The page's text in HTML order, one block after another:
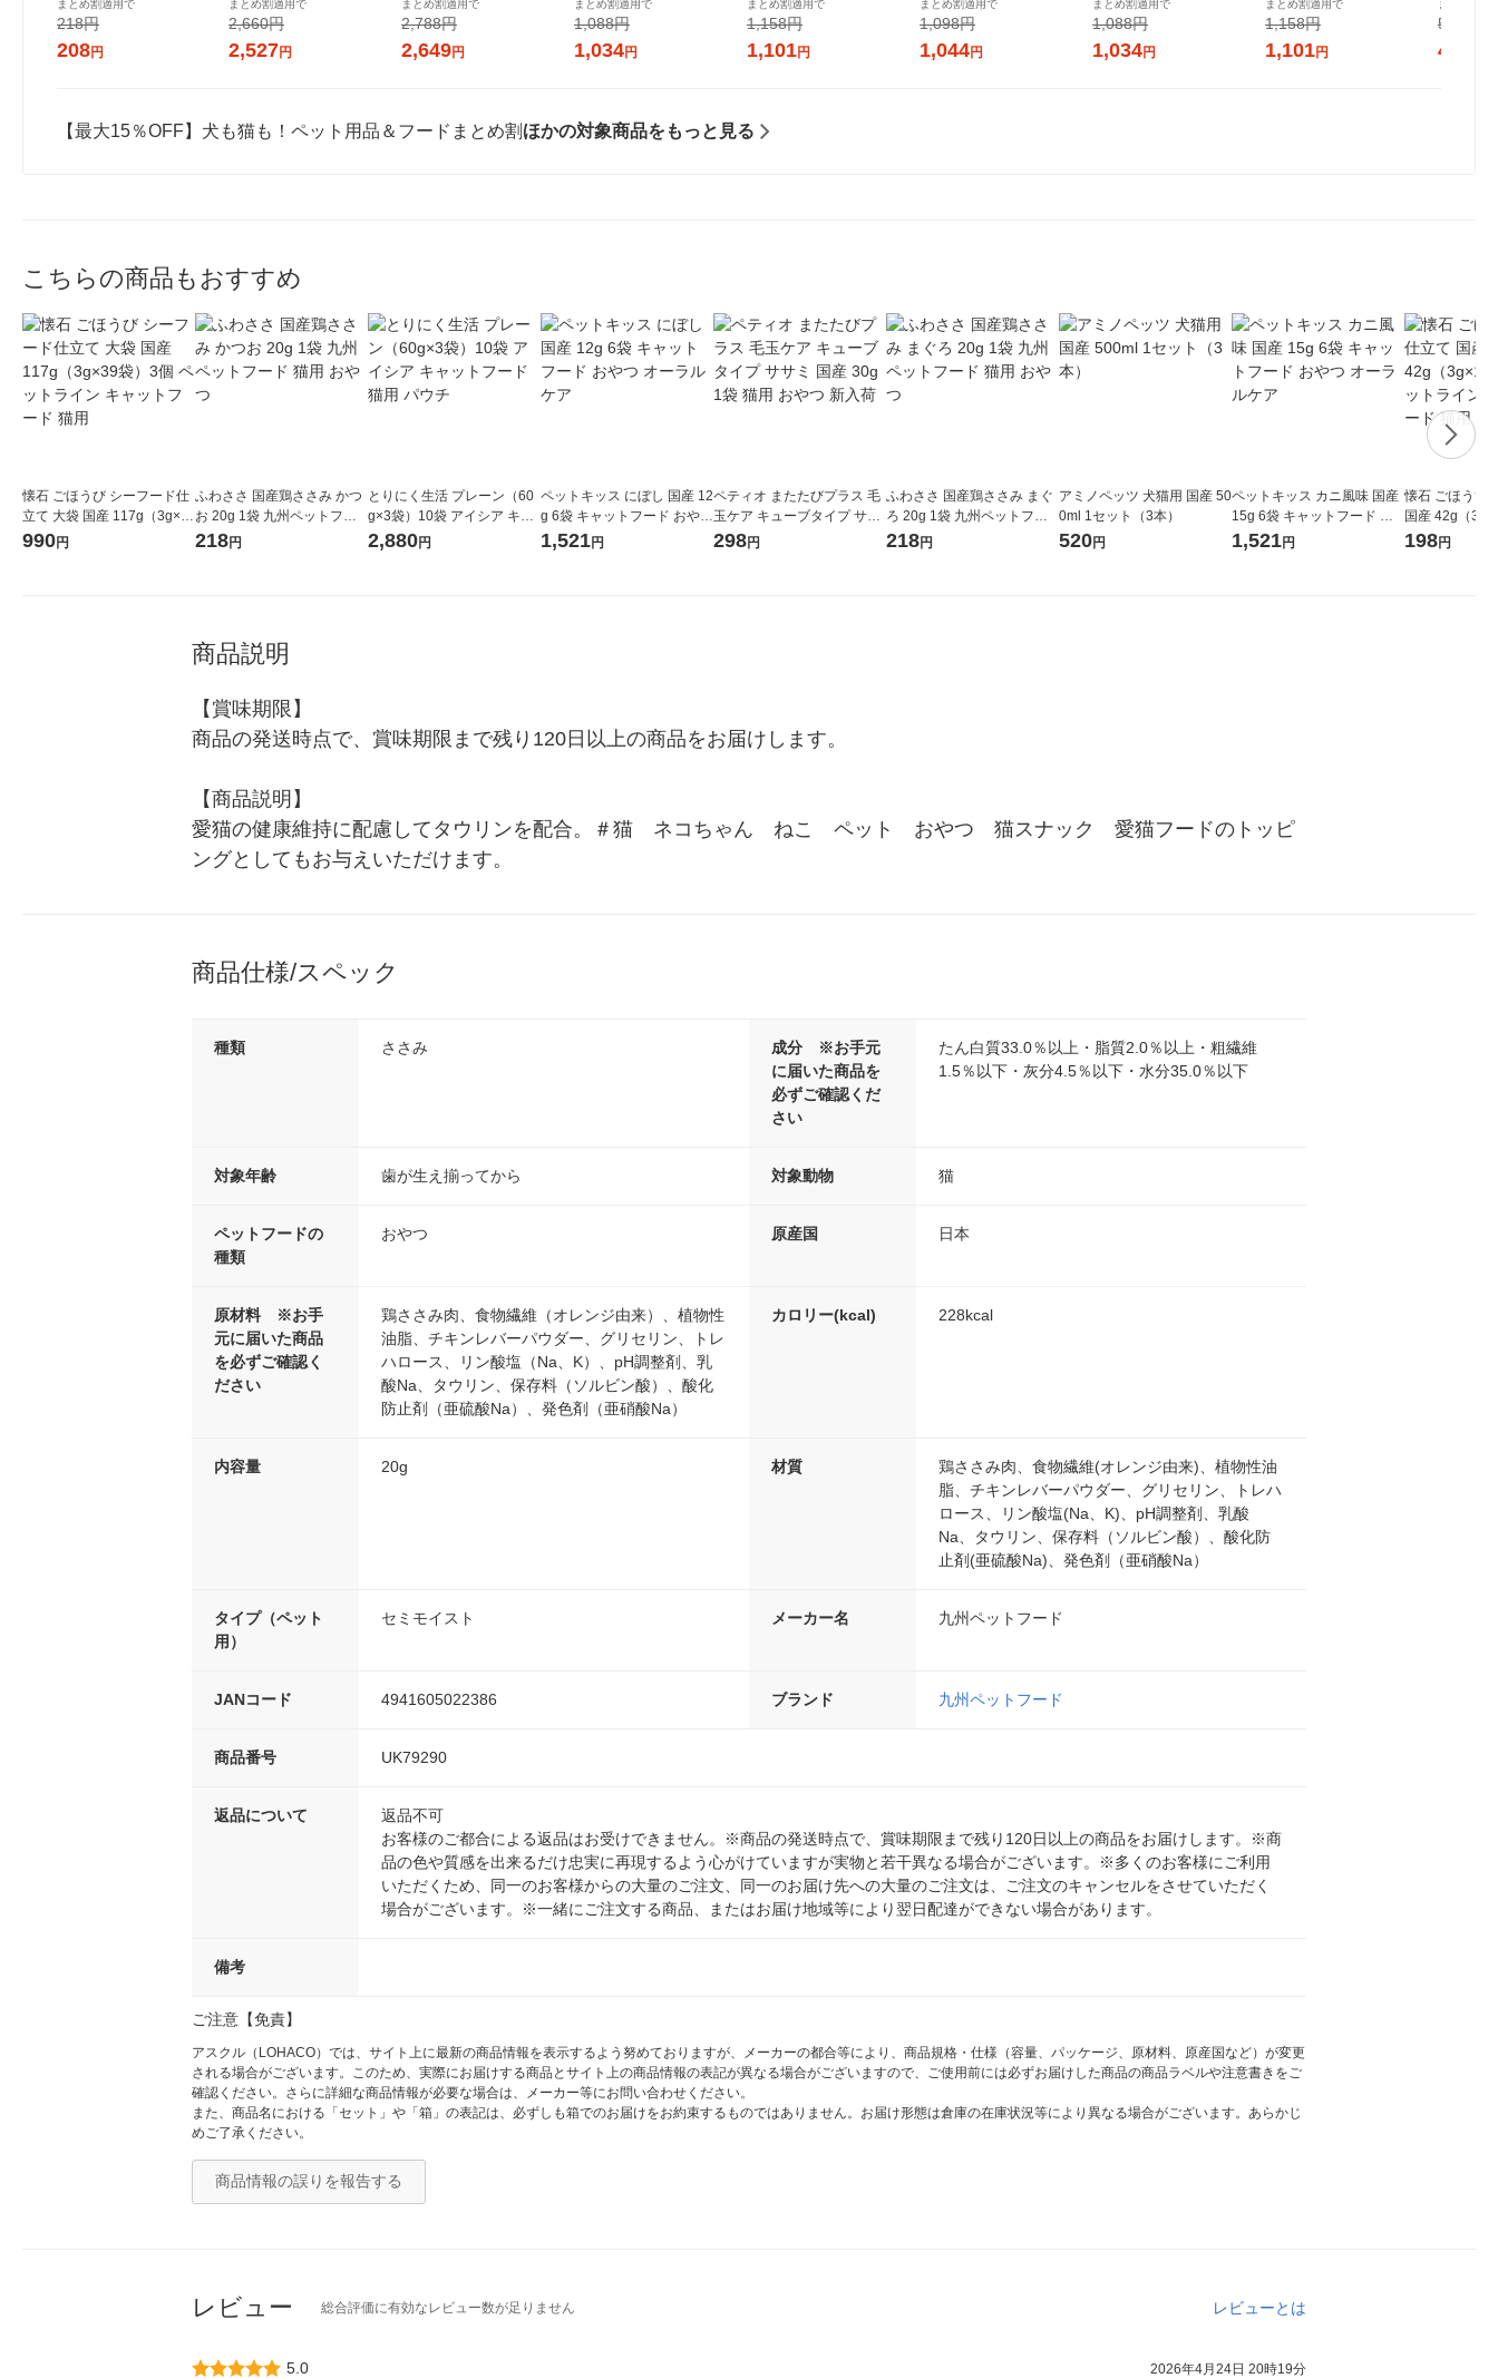
まとめ割適用で
218円
208円
まとめ割適用で
2,660円
2,527円
まとめ割適用で
2,788円
2,649円
ナル
まとめ割適用で
1,088円
1,034円
袋 ペットシート オリジナル
まとめ割適用で
1,158円
1,101円
まとめ割適用で
1,098円
1,044円
ナル
まとめ割適用で
1,088円
1,034円
ットシート オリジナル
まとめ割適用で
1,158円
1,101円
まとめ割適
5,240円
4,978
【最大15％OFF】犬も猫も！ペット用品＆フードまとめ割 ほかの対象商品をもっと見る
こちらの商品もおすすめ
懐石 ごほうび シーフード仕
立て 大袋 国産 117g（3g×39
袋）3個 ペットライン キャ
990円
ふわささ 国産鶏ささみ かつ
お 20g 1袋 九州ペットフー
ド 猫用 おやつ
218円
とりにく生活 プレーン（60
g×3袋）10袋 アイシア キャ
ットフード 猫用 パウチ
2,880円
ペットキッス にぼし 国産 12
g 6袋 キャットフード おやつ
オーラルケア
1,521円
ペティオ またたびプラス 毛
玉ケア キューブタイプ ササ
ミ 国産 30g 1袋 猫用 おやつ
298円
ふわささ 国産鶏ささみ まぐ
ろ 20g 1袋 九州ペットフー
ド 猫用 おやつ
218円
アミノペッツ 犬猫用 国産 50
0ml 1セット（3本）
520円
ペットキッス カニ風味 国産
15g 6袋 キャットフード お
やつ オーラルケア
1,521円
懐石 ごほうび
国産 42g（
ットライン キ
198円
商品説明
【賞味期限】
商品の発送時点で、賞味期限まで残り120日以上の商品をお届けします。
【商品説明】
愛猫の健康維持に配慮してタウリンを配合。＃猫　ネコちゃん　ねこ　ペット　おやつ　猫スナック　愛猫フードのトッピ
ングとしてもお与えいただけます。
商品仕様/スペック
種類 ささみ
成分 ※お手元
に届いた商品を
必ずご確認くだ
さい
たん白質33.0％以上・脂質2.0％以上・粗繊維
1.5％以下・灰分4.5％以下・水分35.0％以下
対象年齢 歯が生え揃ってから 対象動物 猫
ペットフードの
種類
おやつ 原産国 日本
原材料 ※お手
元に届いた商品
を必ずご確認く
ださい
鶏ささみ肉、食物繊維（オレンジ由来）、植物性
油脂、チキンレバーパウダー、グリセリン、トレ
ハロース、リン酸塩（Na、K）、pH調整剤、乳
酸Na、タウリン、保存料（ソルビン酸）、酸化
防止剤（亜硫酸Na）、発色剤（亜硝酸Na）
カロリー(kcal) 228kcal
内容量 20g 材質
鶏ささみ肉、食物繊維(オレンジ由来)、植物性油
脂、チキンレバーパウダー、グリセリン、トレハ
ロース、リン酸塩(Na、K)、pH調整剤、乳酸
Na、タウリン、保存料（ソルビン酸）、酸化防
止剤(亜硫酸Na)、発色剤（亜硝酸Na）
タイプ（ペット
用）
セミモイスト メーカー名 九州ペットフード
JANコード 4941605022386 ブランド 九州ペットフード
商品番号 UK79290
返品について
返品不可
お客様のご都合による返品はお受けできません。※商品の発送時点で、賞味期限まで残り120日以上の商品をお届けします。※商
品の色や質感を出来るだけ忠実に再現するよう心がけていますが実物と若干異なる場合がございます。※多くのお客様にご利用
いただくため、同一のお客様からの大量のご注文、同一のお届け先への大量のご注文は、ご注文のキャンセルをさせていただく
場合がございます。※一緒にご注文する商品、またはお届け地域等により翌日配達ができない場合があります。
備考
ご注意【免責】
アスクル（LOHACO）では、サイト上に最新の商品情報を表示するよう努めておりますが、メーカーの都合等により、商品規格・仕様（容量、パッケージ、原材料、原産国など）が変更
される場合がございます。このため、実際にお届けする商品とサイト上の商品情報の表記が異なる場合がございますので、ご使用前には必ずお届けした商品の商品ラベルや注意書きをご
確認ください。さらに詳細な商品情報が必要な場合は、メーカー等にお問い合わせください。
また、商品名における「セット」や「箱」の表記は、必ずしも箱でのお届けをお約束するものではありません。お届け形態は倉庫の在庫状況等により異なる場合がございます。あらかじ
めご了承ください。
商品情報の誤りを報告する
レビュー 総合評価に有効なレビュー数が足りません レビューとは
5.0 2026年4月24日 20時19分